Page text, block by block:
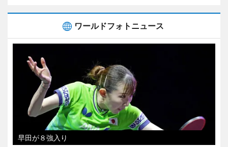
ワールドフォトニュース
早田が８強入り